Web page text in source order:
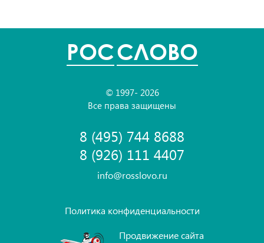
POCСЛОВО
© 1997- 2026
Все права защищены
8 (495) 744 8688
8 (926) 111 4407
info@rosslovo.ru
Политика конфиденциальности
Продвижение сайта